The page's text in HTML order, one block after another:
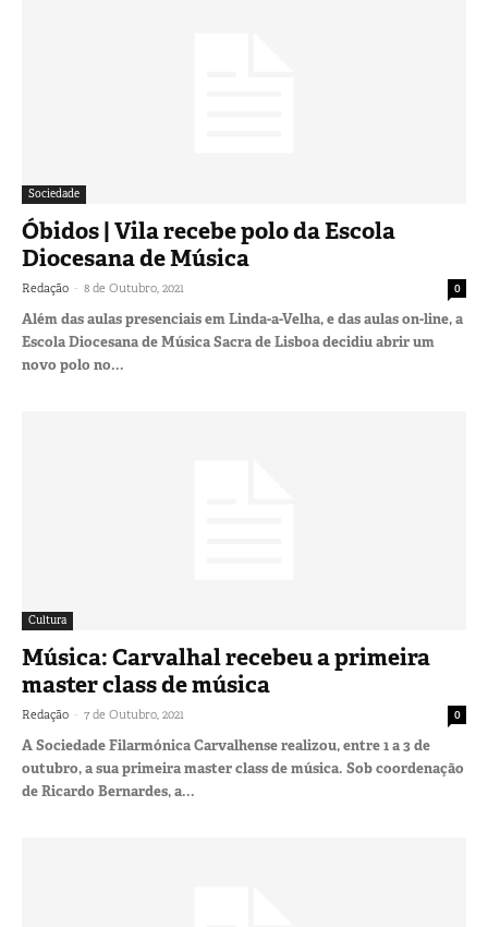
Sociedade
Óbidos | Vila recebe polo da Escola
Diocesana de Música
Redação - 8 de Outubro, 2021 0
Além das aulas presenciais em Linda-a-Velha, e das aulas on-line, a
Escola Diocesana de Música Sacra de Lisboa decidiu abrir um
novo polo no...
Cultura
Música: Carvalhal recebeu a primeira
master class de música
Redação - 7 de Outubro, 2021 0
A Sociedade Filarmónica Carvalhense realizou, entre 1 a 3 de
outubro, a sua primeira master class de música. Sob coordenação
de Ricardo Bernardes, a...